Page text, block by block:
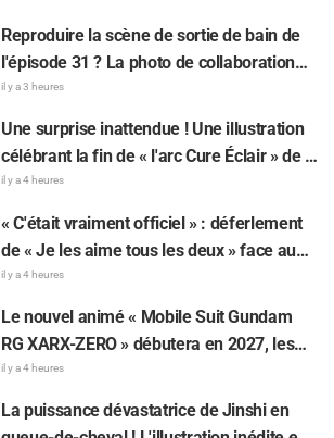
Daemons of the Shadow Realm » fait
réagir : « Trop précieux, je meurs », « On
dirait totalement un couple »
Reproduire la scène de sortie de bain de
l'épisode 31 ? La photo de collaboration
entre « Frieren » et « Garigari-kun » fait
parler d'elle : « On dirait que ses cheveux
sont enroulés dans une serviette de bain »
il y a 3 heures
Une surprise inattendue ! Une illustration
célébrant la fin de « l'arc Cure Éclair » de «
Star Detective Precure! » fait réagir : « Ça
serre le cœur », « On ressent tout l'amour
de l'équipe de production »
il y a 4 heures
« C'était vraiment officiel » : déferlement
de « Je les aime tous les deux » face au
dilemme ultime entre « Tanigaki le Matagi
» et « Genjiro-chan » de Golden Kamuy
il y a 4 heures
Le nouvel animé « Mobile Suit Gundam
RG XARX-ZERO » débutera en 2027, les
fans s'enflamment : « Une cape et un bras
comme une bête !? », « Le mecha du
protagoniste est super classe »
il y a 4 heures
La puissance dévastatrice de Jinshi en